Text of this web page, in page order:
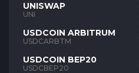
UNISWAP
UNI
USDCOIN ARBITRUM
USDCARBTM
USDCOIN BEP20
USDCBEP20